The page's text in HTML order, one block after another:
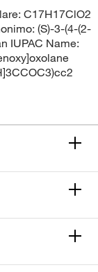
C17H17ClO2
(S)-3-(4-(2-
IUPAC Name: